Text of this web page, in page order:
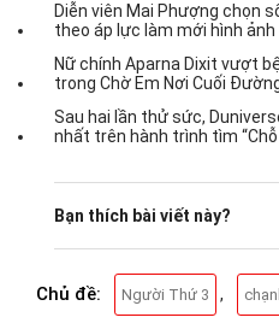
Diễn viên Mai Phượng chọn
theo áp lực làm mới hình ảnh
Nữ chính Aparna Dixit vượt
trong Chờ Em Nơi Cuối
Sau hai lần thử sức,
nhất trên hành trình tìm
Bạn thích bài viết này?
Chủ đề: Người Thứ 3 ,